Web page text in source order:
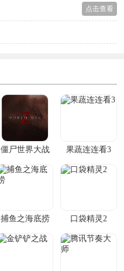
点击查看
僵尸世界大战 果蔬连连看3
捕鱼之海底捞 口袋精灵2